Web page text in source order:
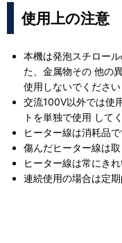
使用上の注意
本機は発泡スチロー
た、金属物その 他の
使用しないでください
交流100V以外では使
トを単独で使用 して
ヒーター線は消耗品
傷んだヒーター線は取
ヒーター線は常にき
連続使用の場合は定